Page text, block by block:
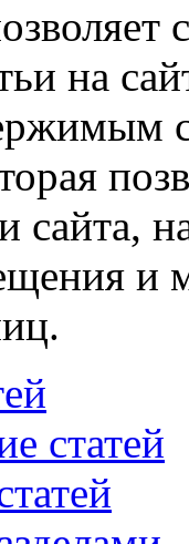
на
и
статей